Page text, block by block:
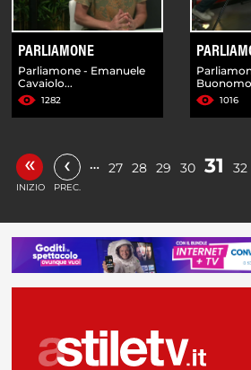
PARLIAMONE
Parliamone - Emanuele
Cavaiolo...
1282
Buonomo
1016
«
INIZIO
‹
PREC.
… 27 28 29 30 31 32